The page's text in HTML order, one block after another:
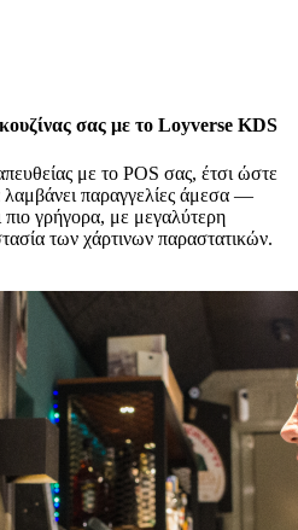
σας με το Loyverse KDS
με το POS σας, έτσι ώστε
λαμβάνει παραγγελίες άμεσα —
πιο γρήγορα, με μεγαλύτερη
των χάρτινων παραστατικών.